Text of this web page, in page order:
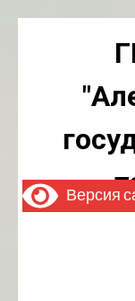
Версия